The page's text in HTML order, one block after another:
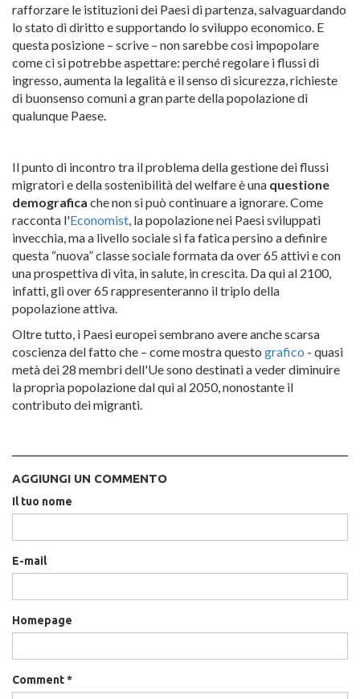
rafforzare le istituzioni dei Paesi di partenza, salvaguardando
lo stato di diritto e supportando lo sviluppo economico. E
questa posizione – scrive – non sarebbe così impopolare
come ci si potrebbe aspettare: perché regolare i flussi di
ingresso, aumenta la legalità e il senso di sicurezza, richieste
di buonsenso comuni a gran parte della popolazione di
qualunque Paese.
Il punto di incontro tra il problema della gestione dei flussi
migratori e della sostenibilità del welfare è una questione
demografica che non si può continuare a ignorare. Come
racconta l'Economist , la popolazione nei Paesi sviluppati
invecchia, ma a livello sociale si fa fatica persino a definire
questa “nuova” classe sociale formata da over 65 attivi e con
una prospettiva di vita, in salute, in crescita. Da qui al 2100,
infatti, gli over 65 rappresenteranno il triplo della
popolazione attiva.
Oltre tutto, i Paesi europei sembrano avere anche scarsa
coscienza del fatto che – come mostra questo grafico - quasi
metà dei 28 membri dell'Ue sono destinati a veder diminuire
la propria popolazione dal qui al 2050, nonostante il
contributo dei migranti.
AGGIUNGI UN COMMENTO
Il tuo nome
E-mail
Homepage
Comment*